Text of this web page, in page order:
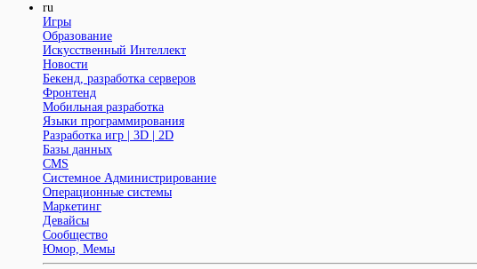
ru
Игры
Образование
Искусственный Интеллект
Новости
Бекенд, разработка серверов
Фронтенд
Мобильная разработка
Языки программирования
Разработка игр | 3D | 2D
Базы данных
CMS
Системное Администрирование
Операционные системы
Маркетинг
Девайсы
Сообщество
Юмор, Мемы